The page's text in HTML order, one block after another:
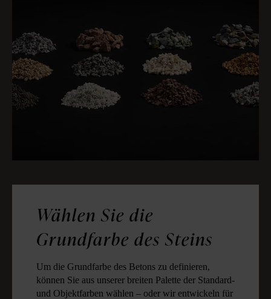
Wählen Sie die
Grundfarbe des Steins
Um die Grundfarbe des Betons zu definieren,
können Sie aus unserer breiten Palette der Standard-
und Objektfarben wählen – oder wir entwickeln für